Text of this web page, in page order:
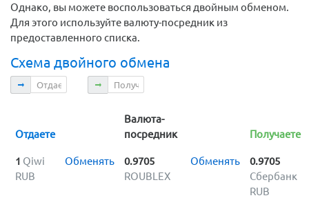
Однако, вы можете воспользоваться двойным обменом.
Для этого используйте валюту-посредник из
предоставленного списка.
Схема двойного обмена
Отдаете Получаете
Отдаете
Валюта-
посредник
Получаете
1 Qiwi
RUB
Обменять
0.9705
ROUBLEX
Обменять
0.9705
Сбербанк
RUB